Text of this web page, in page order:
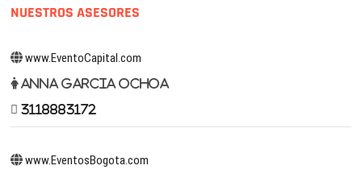
NUESTROS ASESORES
www.EventoCapital.com
Anna Garcia Ochoa
3118883172
www.EventosBogota.com